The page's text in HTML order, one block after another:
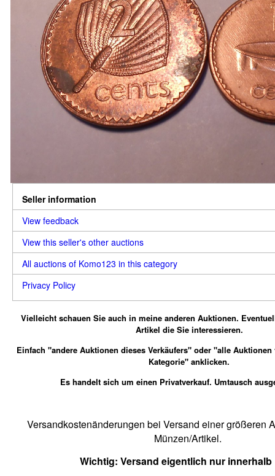
Seller information
View feedback
View this seller's other auctions
All auctions of Komo123 in this category
Privacy Policy
Vielleicht schauen Sie auch in meine anderen Auktionen.
Artikel die Sie interessieren.
Einfach "andere Auktionen dieses Verkäufers" oder "alle
Kategorie" anklicken.
Es handelt sich um einen Privatverkauf. Umtausch
Versandkostenänderungen bei Versand einer größeren
Münzen/Artikel.
Wichtig: Versand eigentlich nur innerhalb